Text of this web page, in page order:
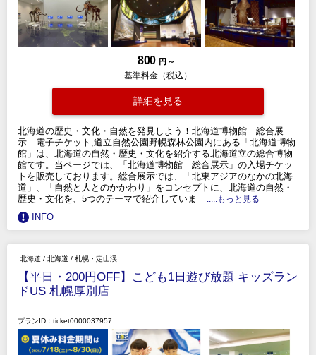
800 円 ～
基準料金（税込）
詳細を見る
北海道の歴史・文化・自然を発見しよう！北海道博物館 総合展
示 電子チケット,道立自然公園野幌森林公園内にある「北海道博物
館」は、北海道の自然・歴史・文化を紹介する北海道立の総合博物
館です。当ページでは、「北海道博物館 総合展示」の入場チケッ
トを販売しております。総合展示では、「北東アジアのなかの北海
道」、「自然と人とのかかわり」をコンセプトに、北海道の自然・
歴史・文化を、5つのテーマで紹介していま
.....もっと見る
INFO
北海道 / 北海道 / 札幌・定山渓
【平日・200円OFF】こども1日遊び放題 キッズラン
ドUS 札幌厚別店
プランID：ticket0000037957